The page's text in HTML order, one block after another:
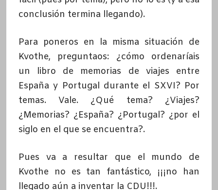
conclusión termina llegando).
Para poneros en la misma situación de
Kvothe, preguntaos: ¿cómo ordenaríais
un libro de memorias de viajes entre
España y Portugal durante el SXVI? Por
temas. Vale. ¿Qué tema? ¿Viajes?
¿Memorias? ¿España? ¿Portugal? ¿por el
siglo en el que se encuentra?.
Pues va a resultar que el mundo de
Kvothe no es tan fantástico, ¡¡¡no han
llegado aún a inventar la CDU!!!.